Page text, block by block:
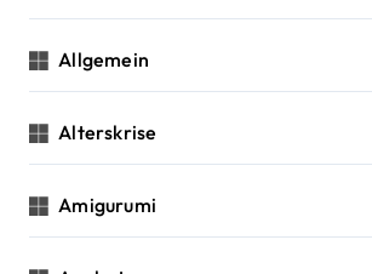
o Allgemein
Alterskrise
Amigurumi